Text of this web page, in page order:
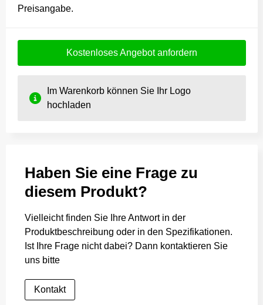
Preisangabe.
Kostenloses Angebot anfordern
Im Warenkorb können Sie Ihr Logo
hochladen
Haben Sie eine Frage zu
diesem Produkt?
Vielleicht finden Sie Ihre Antwort in der
Produktbeschreibung oder in den Spezifikationen.
Ist Ihre Frage nicht dabei? Dann kontaktieren Sie
uns bitte
Kontakt